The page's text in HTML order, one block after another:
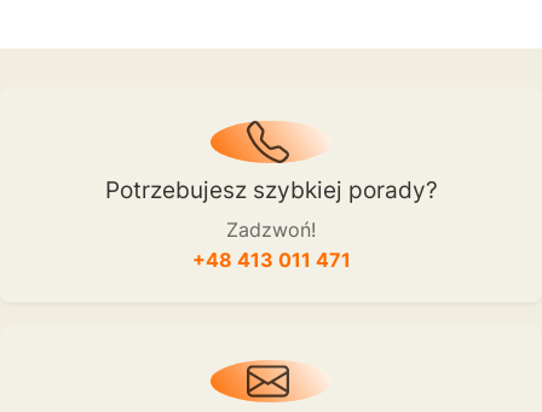
Potrzebujesz szybkiej porady?
Zadzwoń!
+48 413 011 471